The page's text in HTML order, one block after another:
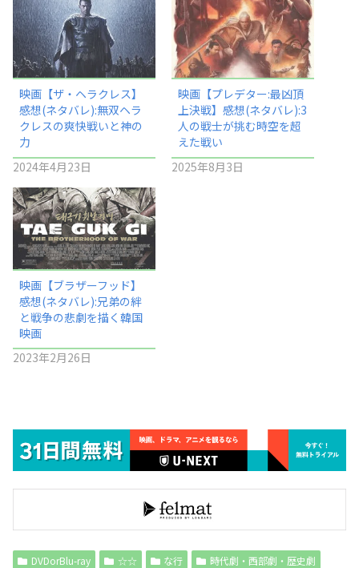
映画【ザ・ヘラクレス】
感想(ネタバレ):無双ヘラ
クレスの爽快戦いと神の
力
2024年4月23日
映画【プレデター:最凶頂
上決戦】感想(ネタバレ):3
人の戦士が挑む時空を超
えた戦い
2025年8月3日
映画【ブラザーフッド】
感想(ネタバレ):兄弟の絆
と戦争の悲劇を描く韓国
映画
2023年2月26日
DVDorBlu-ray ☆☆ な行
時代劇・西部劇・歴史劇